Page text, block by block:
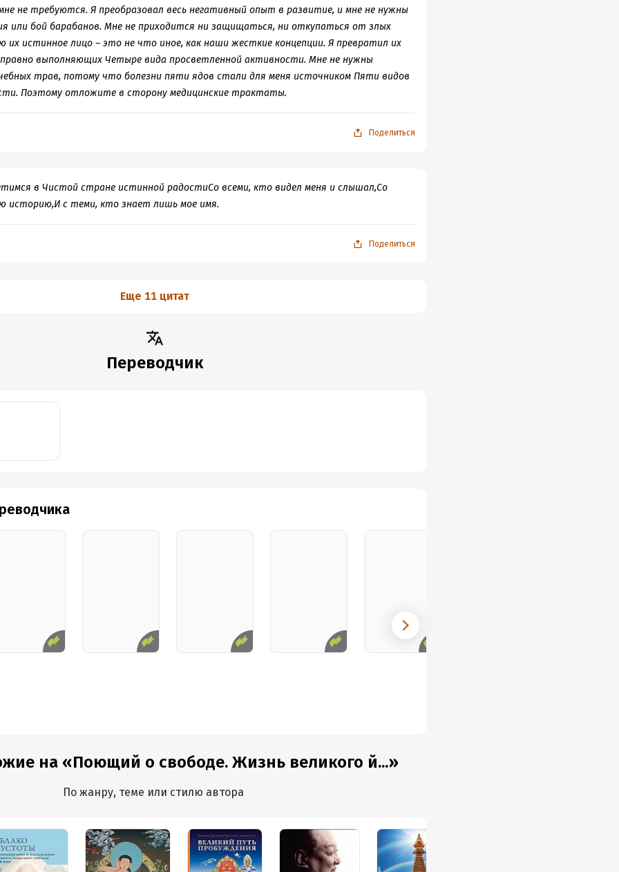
не требуются. Я преобразовал весь негативный опыт в развитие, и мне не нужны
или бой барабанов. Мне не приходится ни защищаться, ни откупаться от злых
их истинное лицо – это не что иное, как наши жесткие концепции. Я превратил их
выполняющих Четыре вида просветленной активности. Мне не нужны
трав, потому что болезни пяти ядов стали для меня источником Пяти видов
Поэтому отложите в сторону медицинские трактаты.
Поделиться
в Чистой стране истинной радостиСо всеми, кто видел меня и слышал,Со
историю,И с теми, кто знает лишь мое имя.
Поделиться
Еще 11 цитат
Переводчик
на «Поющий о свободе. Жизнь великого й...»
По жанру, теме или стилю автора